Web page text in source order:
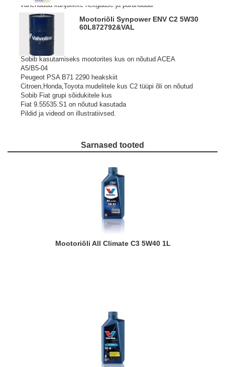
Mootoriõli Synpower ENV C2 5W30
60L872792&VAL
vähendada kahjulikke heitgaase ja parandada
kütuseökonoomiat autodel kus on ette nähtud ACEA C2
kategooria õli kasutamine.
API SM, SN/CF
ACEA C2-10
Sobib kasutamiseks mootorites kus on nõutud ACEA
A5/B5-04
Peugeot PSA B71 2290 heakskiit
Citroen,Honda,Toyota mudelitele kus C2 tüüpi õli on nõutud
Sobib Fiat grupi sõidukitele kus
Fiat 9.55535.S1 on nõutud kasutada
Pildid ja videod on illustratiivsed.
Sarnased tooted
Mootoriõli All Climate C3 5W40 1L